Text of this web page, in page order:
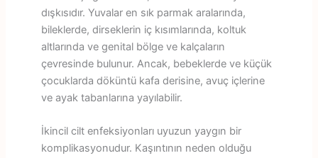
dışkısıdır. Yuvalar en sık parmak aralarında,
bileklerde, dirseklerin iç kısımlarında, koltuk
altlarında ve genital bölge ve kalçaların
çevresinde bulunur. Ancak, bebeklerde ve küçük
çocuklarda döküntü kafa derisine, avuç içlerine
ve ayak tabanlarına yayılabilir.
İkincil cilt enfeksiyonları uyuzun yaygın bir
komplikasyonudur. Kaşıntının neden olduğu